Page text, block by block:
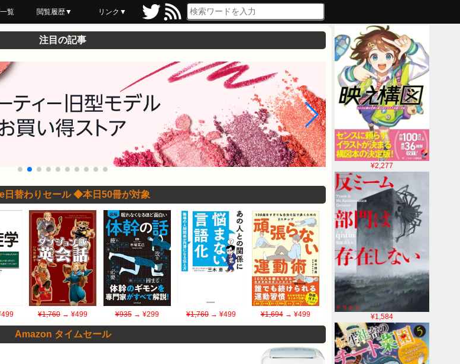
覧 閲覧履歴▼
最近読んだ
あとで読む
ブックマーク
リンク▼
¥2,277
¥1,584
注目の記事
日替わりセール ◆本日50冊が対象
¥1,760 → ¥499 ¥935→ ¥299 ¥1,760 → ¥499 ¥1,694→ ¥499
Amazon タイムセール